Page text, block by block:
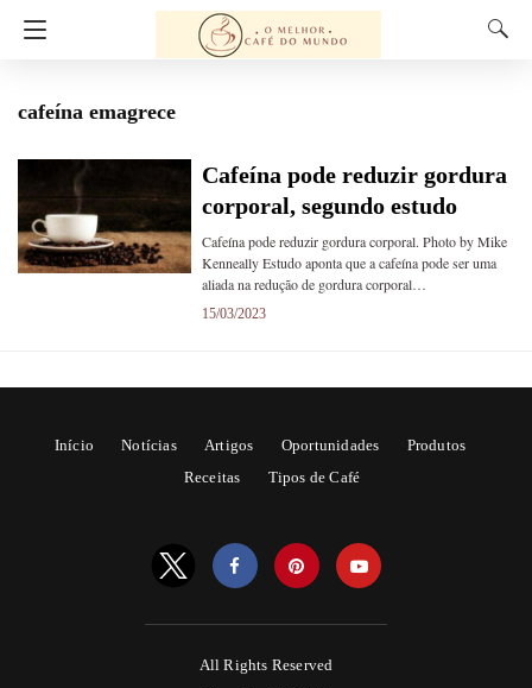
cafeína emagrece
Cafeína pode reduzir gordura
corporal, segundo estudo
Cafeína pode reduzir gordura corporal. Photo by Mike
Kenneally Estudo aponta que a cafeína pode ser uma
aliada na redução de gordura corporal…
15/03/2023
Início Notícias Artigos Oportunidades
Produtos
Receitas
Tipos de Café
All Rights Reserved